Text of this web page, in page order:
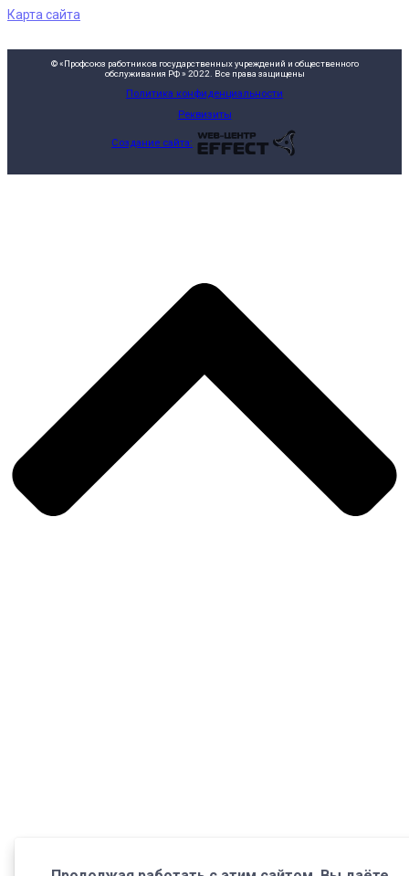
Карта сайта
© «Профсоюз работников государственных учреждений и общественного
обслуживания РФ » 2022. Все права защищены
Политика конфиденциальности
Реквизиты
Создание сайта: